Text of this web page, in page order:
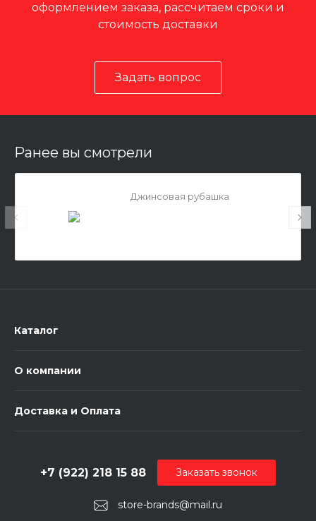
оформлением заказа, рассчитаем сроки и
стоимость доставки
Задать вопрос
Ранее вы смотрели
Джинсовая рубашка
Каталог
О компании
Доставка и Оплата
store-brands@mail.ru
+7 (922) 218 15 88 Заказать звонок